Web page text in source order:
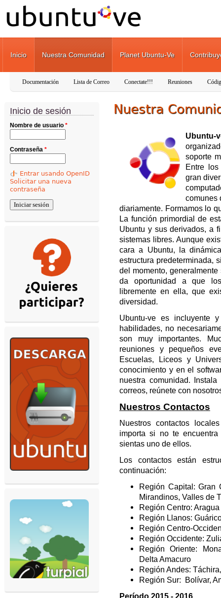
Pasar al contenido principal
Inicio Nuestra Comunidad Planet Ubuntu-Ve
Documentación Lista de Correo Conectate!!! Reuniones
Inicio de sesión
Nombre de usuario *
Contraseña *
Entrar usando OpenID
Solicitar una nueva
contraseña
Nuestra
Ubuntu-
soporte
Entre
gran
comunes
diariamente. Formamos lo
La función primordial de
Ubuntu y sus derivados, a
sistemas libres. Aunque
cara a Ubuntu, la
estructura predeterminada,
del momento,
da oportunidad a que
libremente en ella, que
diversidad.
Ubuntu-ve es incluyente
habilidades, no
son muy importantes.
reuniones y pequeños
Escuelas, Liceos y
conocimiento y en el
nuestra comunidad.
correos, reúnete con
Nuestros Contactos
Nuestros contactos
importa si no te
sientas uno de ellos.
Los contactos están
continuación:
Región Capital: Gran
Mirandinos, Valles de
Región Centro:
Región Llanos:
Región Centro-
Región Occidente:
Región Oriente:
Delta Amacuro
Región Andes:
Región Sur: Bolívar,
Período 2015 - 2016